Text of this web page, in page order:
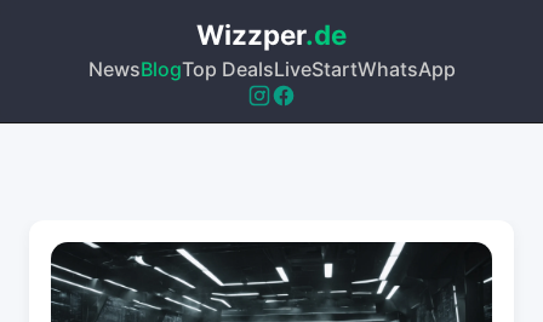
Wizzper.de
NewsBlogTop DealsLiveStartWhatsApp